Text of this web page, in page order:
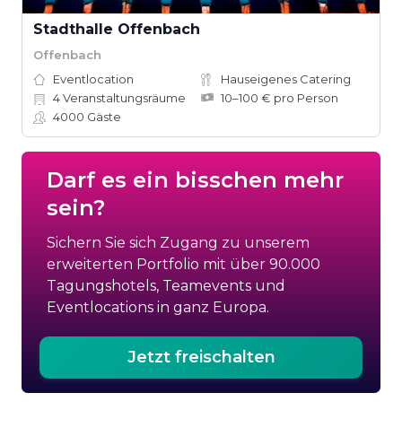
Stadthalle Offenbach
Offenbach
Eventlocation
Hauseigenes Catering
4Veranstaltungsräume
10–100 € pro Person
4000 Gäste
Darf es ein bisschen mehr
sein?
Sichern Sie sich Zugang zu unserem
erweiterten Portfolio mit über 90.000
Tagungshotels, Teamevents und
Eventlocations in ganz Europa.
Jetzt freischalten